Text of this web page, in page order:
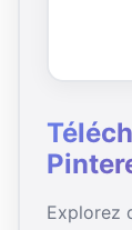
Explorez